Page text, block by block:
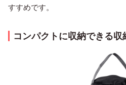
すすめです。
コンパクトに収納できる収